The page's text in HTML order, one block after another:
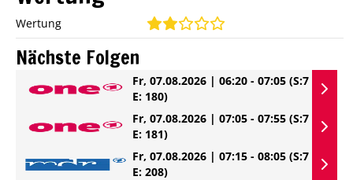
Wertung
Nächste Folgen
Fr, 07.08.2026 | 06:20 - 07:05 (S:7
E: 180)
Fr, 07.08.2026 | 07:05 - 07:55 (S:7
E: 181)
Fr, 07.08.2026 | 07:15 - 08:05 (S:7
E: 208)